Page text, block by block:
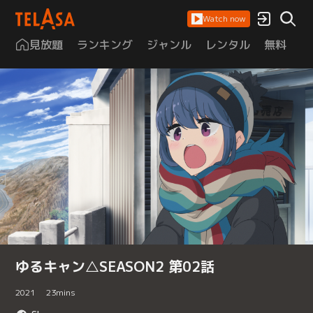
Watch now
見放題 ランキング ジャンル レンタル 無料
ゆるキャン△SEASON2 第02話
2021 23mins